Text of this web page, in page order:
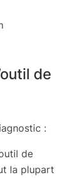
de
:
de
la plupart